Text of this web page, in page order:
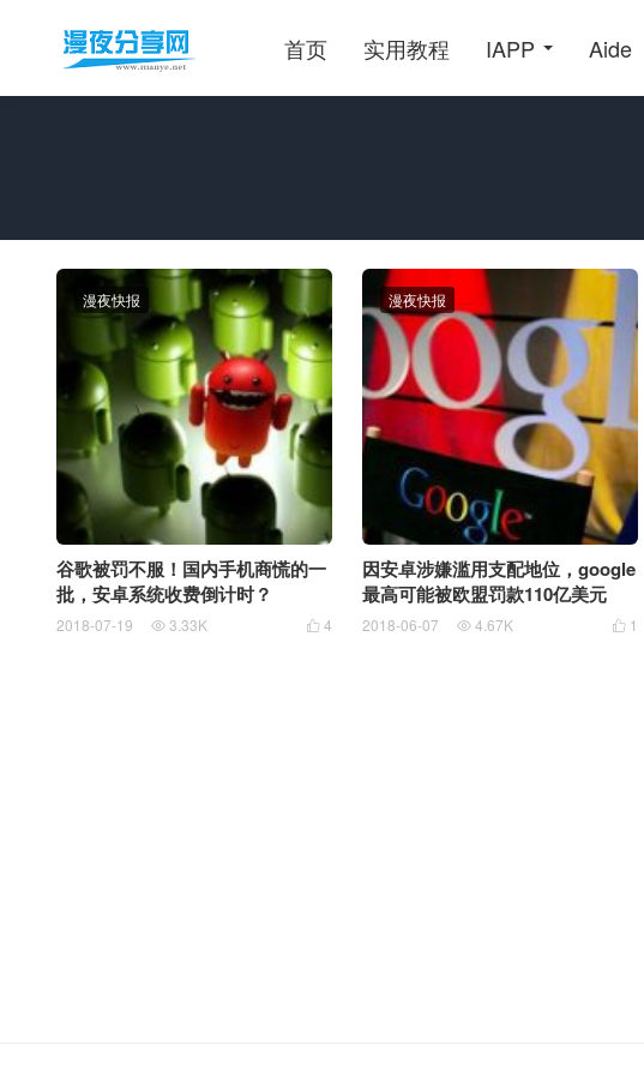
首页 实用教程 IAPP Aide
谷歌被罚不服！国内手机商慌的一
批，安卓系统收费倒计时？
漫夜快报
 4
2018-07-19  3.33K
因安卓涉嫌滥用支配地位，google
最高可能被欧盟罚款110亿美元
漫夜快报
 1
2018-06-07  4.67K